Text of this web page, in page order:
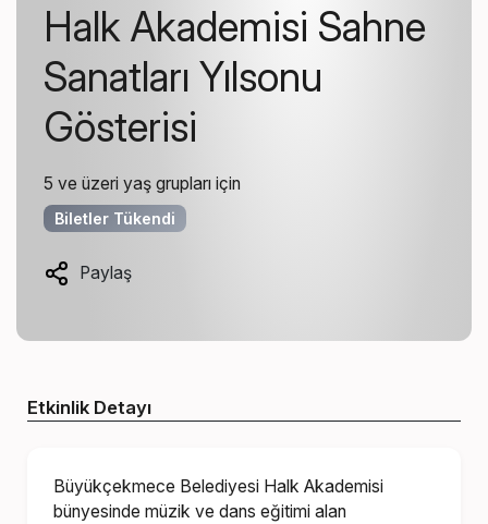
Halk Akademisi Sahne
Sanatları Yılsonu
Gösterisi
5 ve üzeri yaş grupları için
Biletler Tükendi
Paylaş
Etkinlik Detayı
Büyükçekmece Belediyesi Halk Akademisi
bünyesinde müzik ve dans eğitimi alan